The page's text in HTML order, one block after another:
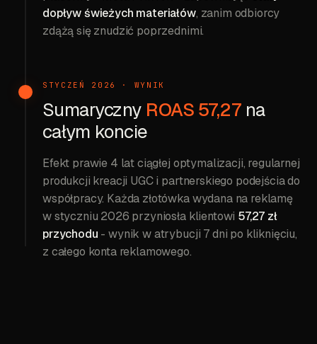
dopływ świeżych materiałów, zanim odbiorcy
zdążą się znudzić poprzednimi.
STYCZEŃ 2026 · WYNIK
Sumaryczny ROAS 57,27na
całym koncie
Efekt prawie 4 lat ciągłej optymalizacji, regularnej
produkcji kreacji UGC i partnerskiego podejścia do
współpracy. Każda złotówka wydana na reklamę
w styczniu 2026 przyniosła klientowi 57,27 zł
przychodu - wynik w atrybucji 7 dni po kliknięciu,
z całego konta reklamowego.